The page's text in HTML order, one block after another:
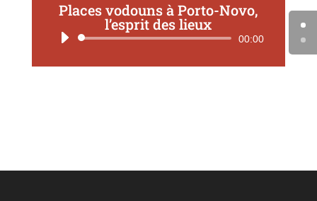
Places vodouns à Porto-Novo,
l’esprit des lieux
Lecteur
00:00